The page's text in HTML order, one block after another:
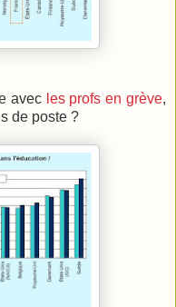
avec les profs en grève,
de poste ?